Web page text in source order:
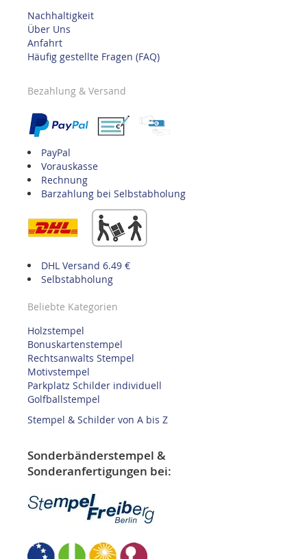
Nachhaltigkeit
Über Uns
Anfahrt
Häufig gestellte Fragen (FAQ)
Bezahlung & Versand
PayPal
Vorauskasse
Rechnung
Barzahlung bei Selbstabholung
DHL Versand 6.49 €
Selbstabholung
Beliebte Kategorien
Holzstempel
Bonuskartenstempel
Rechtsanwalts Stempel
Motivstempel
Parkplatz Schilder individuell
Golfballstempel
Stempel & Schilder von A bis Z
Sonderbänderstempel &
Sonderanfertigungen bei: